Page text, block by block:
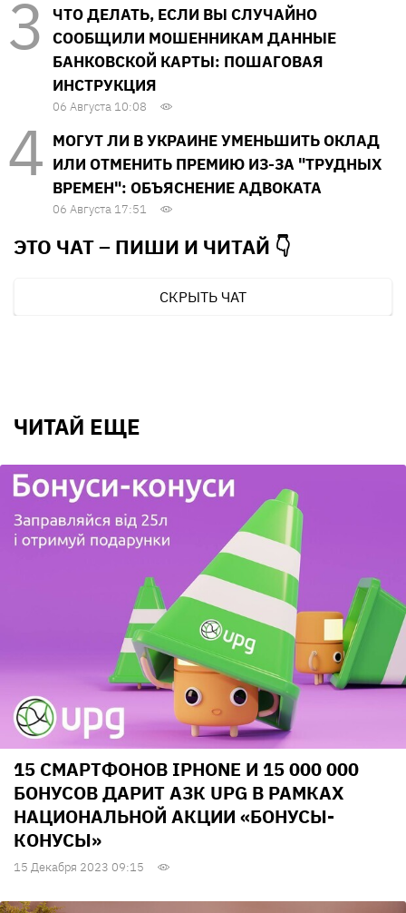
ЧТО ДЕЛАТЬ, ЕСЛИ ВЫ СЛУЧАЙНО
СООБЩИЛИ МОШЕННИКАМ ДАННЫЕ
БАНКОВСКОЙ КАРТЫ: ПОШАГОВАЯ
ИНСТРУКЦИЯ
06 Августа 10:08
МОГУТ ЛИ В УКРАИНЕ УМЕНЬШИТЬ ОКЛАД
ИЛИ ОТМЕНИТЬ ПРЕМИЮ ИЗ-ЗА "ТРУДНЫХ
ВРЕМЕН": ОБЪЯСНЕНИЕ АДВОКАТА
06 Августа 17:51
ЭТО ЧАТ – ПИШИ И ЧИТАЙ 👇
СКРЫТЬ ЧАТ
ЧИТАЙ ЕЩЕ
15 СМАРТФОНОВ IPHONE И 15 000 000
БОНУСОВ ДАРИТ АЗК UPG В РАМКАХ
НАЦИОНАЛЬНОЙ АКЦИИ «БОНУСЫ-
КОНУСЫ»
15 Декабря 2023 09:15